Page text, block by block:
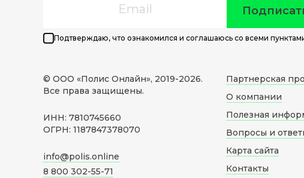
Подтверждаю, что ознакомился и соглашаюсь со всеми
© ООО «Полис Онлайн», 2019-2026.
Все права защищены.
ИНН: 7810745660
ОГРН: 1187847378070
info@polis.online
8 800 302-55-71
Партнерская
О компании
Полезная
Вопросы и
Карта сайта
Контакты